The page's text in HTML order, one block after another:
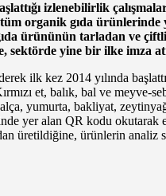
izlenebilirlik
organik gıda
ürününün tarladan ve
yine bir ilke imza
ilk kez 2014 yılında
et, balık, bal ve
yumurta, bakliyat,
yer alan QR kodu okutarak
üretildiğine, ürünlerin analiz